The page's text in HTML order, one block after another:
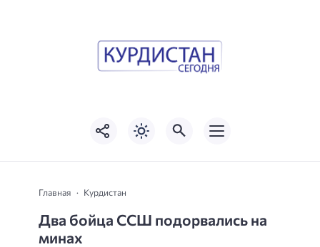
Главная Курдистан
Два бойца ССШ подорвались на
минах